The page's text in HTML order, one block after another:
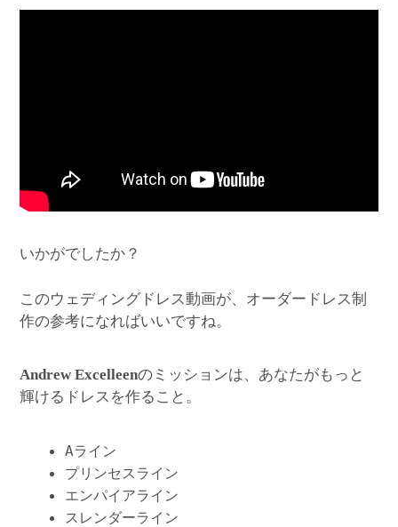
いかがでしたか？
このウェディングドレス動画が、オーダードレス制
作の参考になればいいですね。
Andrew Excelleenのミッションは、あなたがもっと
輝けるドレスを作ること。
Aライン
プリンセスライン
エンパイアライン
スレンダーライン